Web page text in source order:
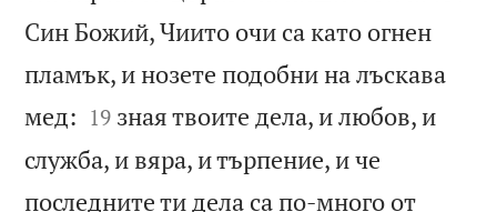
Син Божий, Чиито очи са като огнен
пламък, и нозете подобни на лъскава
мед: 

19 зная твоите дела, и любов, и
служба, и вяра, и търпение, и че
последните ти дела са по-много от